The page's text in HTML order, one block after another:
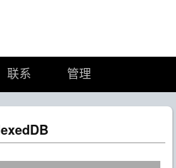
联系 管理